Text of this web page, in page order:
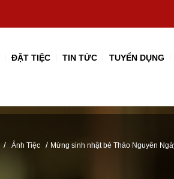
ĐẶT TIỆC TIN TỨC TUYỂN DỤNG
/ Ảnh Tiệc / Mừng sinh nhật bé Thảo Nguyên